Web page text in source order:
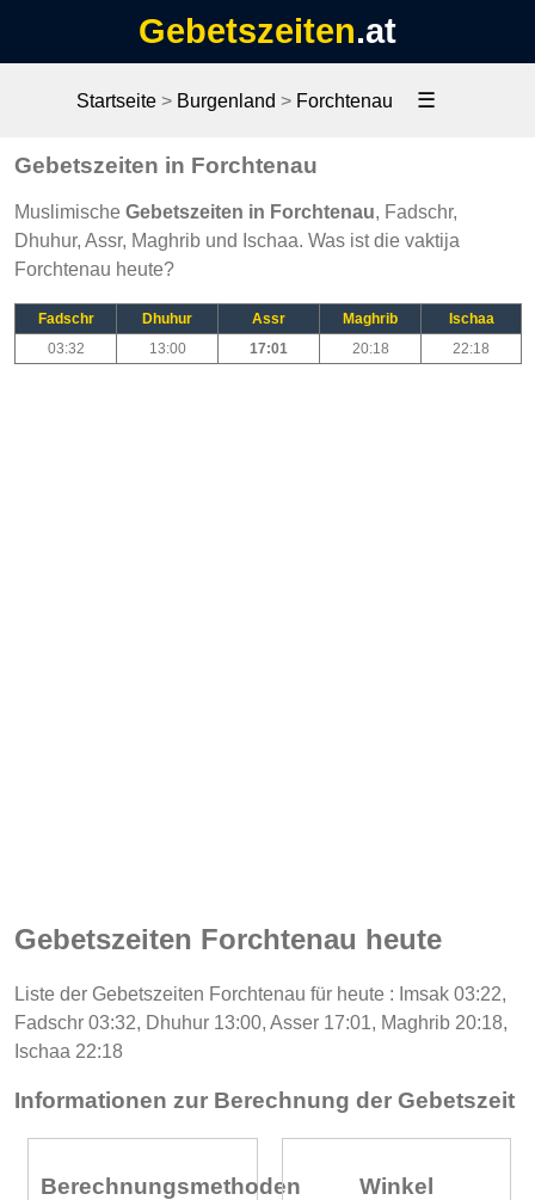
Gebetszeiten.at
Startseite> Burgenland > Forchtenau ☰
Gebetszeiten in Forchtenau
Muslimische Gebetszeiten in Forchtenau, Fadschr,
Dhuhur, Assr, Maghrib und Ischaa. Was ist die vaktija
Forchtenau heute?
Fadschr Dhuhur Assr Maghrib
Ischaa
03:32
13:00 17:01 20:18 22:18
Gebetszeiten Forchtenau heute
Liste der Gebetszeiten Forchtenau für heute : Imsak 03:22,
Fadschr 03:32, Dhuhur 13:00, Asser 17:01, Maghrib 20:18,
Ischaa 22:18
Informationen zur Berechnung der Gebetszeit
Berechnungsmethoden Winkel